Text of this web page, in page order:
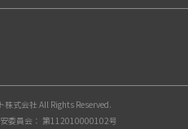
式会社 All Rights Reserved.
委員会： 第112010000102号